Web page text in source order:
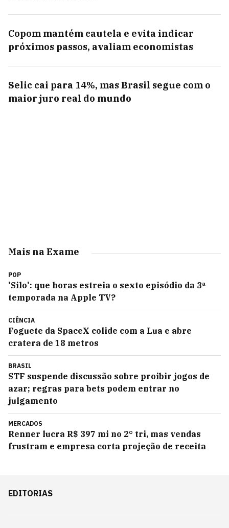
Copom mantém cautela e evita indicar
próximos passos, avaliam economistas
Selic cai para 14%, mas Brasil segue com o
maior juro real do mundo
Mais na Exame
POP
'Silo': que horas estreia o sexto episódio da 3ª
temporada na Apple TV?
CIÊNCIA
Foguete da SpaceX colide com a Lua e abre
cratera de 18 metros
BRASIL
STF suspende discussão sobre proibir jogos de
azar; regras para bets podem entrar no
julgamento
MERCADOS
Renner lucra R$ 397 mi no 2° tri, mas vendas
frustram e empresa corta projeção de receita
EDITORIAS